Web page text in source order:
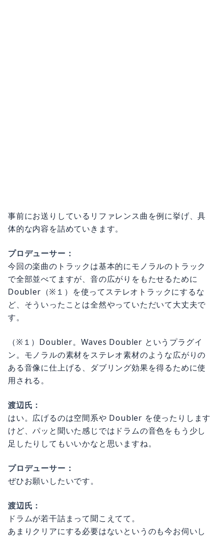
事前にお送りしているリファレンス曲を例に挙げ、具
体的な内容を詰めていきます。
プロデューサー：
今回の楽曲のトラックは基本的にモノラルのトラック
で全部並べてますが、音の広がりをもたせるために
Doubler（※１）を使ってステレオトラックにするな
ど、そういったことは全然やっていただいて大丈夫で
す。
（※１）Doubler。Waves Doubler というプラグイ
ン。モノラルの素材をステレオ素材のような広がりの
ある音像に仕上げる、ダブリング効果を得るために使
用される。
渡辺氏：
はい。広げるのは空間系や Doubler を使ったりします
けど、パッと聞いた感じではドラムの音色をもう少し
足したりしてもいいかなと思いますね。
プロデューサー：
ぜひお願いしたいです。
渡辺氏：
ドラムが若干詰まって聞こえてて。
あまりクリアにする必要はないというのも今お伺いし